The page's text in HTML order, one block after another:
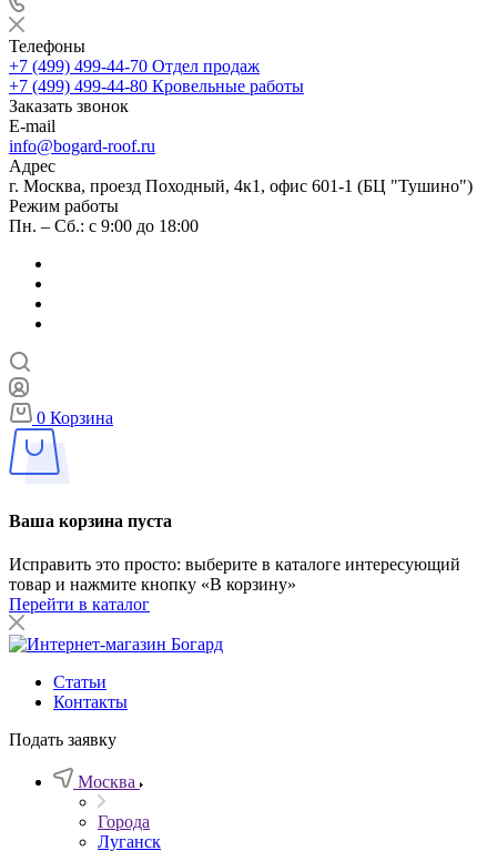
Телефоны
+7 (499) 499-44-70 Отдел продаж
+7 (499) 499-44-80 Кровельные работы
Заказать звонок
E-mail
info@bogard-roof.ru
Адрес
г. Москва, проезд Походный, 4к1, офис 601-1 (БЦ "Тушино")
Режим работы
Пн. – Сб.: с 9:00 до 18:00
0 Корзина
Ваша корзина пуста
Исправить это просто: выберите в каталоге интересующий
товар и нажмите кнопку «В корзину»
Перейти в каталог
Статьи
Контакты
Подать заявку
Москва
Города
Луганск